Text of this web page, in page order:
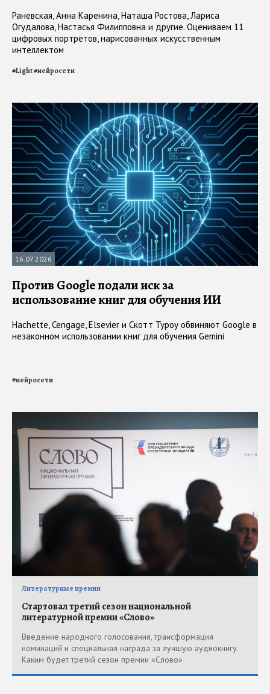
Раневская, Анна Каренина, Наташа Ростова, Лариса
Огудалова, Настасья Филипповна и другие. Оцениваем 11
цифровых портретов, нарисованных искусственным
интеллектом
#Light#нейросети
16.07.2026
Против Google подали иск за
использование книг для обучения ИИ
Hachette, Cengage, Elsevier и Скотт Туроу обвиняют Google в
незаконном использовании книг для обучения Gemini
#нейросети
Литературные премии
Стартовал третий сезон национальной
литературной премии «Слово»
Введение народного голосования, трансформация
номинаций и специальная награда за лучшую аудиокнигу.
Каким будет третий сезон премии «Слово»